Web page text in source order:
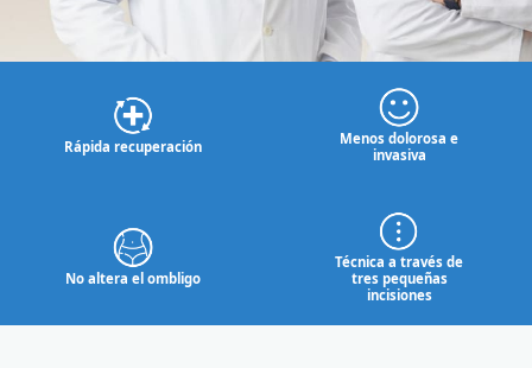
Rápida recuperación
Menos dolorosa e
invasiva
No altera el ombligo
Técnica a través de
tres pequeñas
incisiones